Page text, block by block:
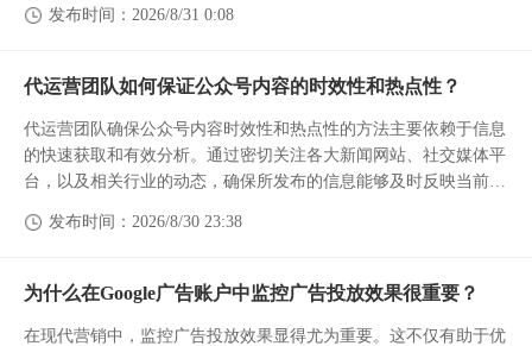
数据访问控制同样是保障安全的重要手段。通过严格的权限管...
发布时间：2026/8/31 0:08
代运营团队如何保证公众号内容的时效性和热点性？
代运营团队确保公众号内容时效性和热点性的方法主要依赖于信息
的快速获取和有效分析。通过密切关注各大新闻网站、社交媒体平
台，以及相关行业的动态，确保所发布的信息能够及时反映当前的
帮助团队更好地把握...
发布时间：2026/8/30 23:38
为什么在Google广告账户中监控广告投放效果很重要？
在现代营销中，监控广告投放效果显得尤为重要。这不仅有助于优